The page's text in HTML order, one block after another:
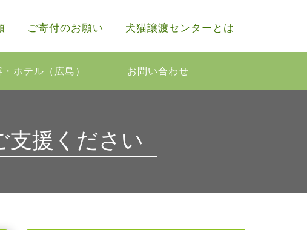
ご寄付のお願い 犬猫譲渡センターとは
ホテル（広島） お問い合わせ
支援ください